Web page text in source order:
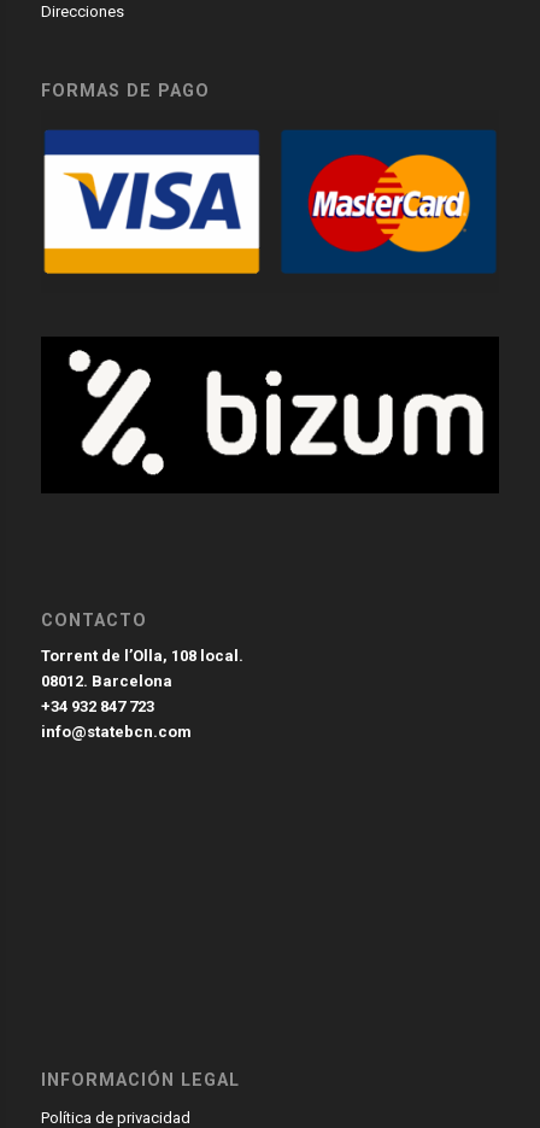
Direcciones
FORMAS DE PAGO
CONTACTO
Torrent de l’Olla, 108 local.
08012. Barcelona
+34 932 847 723
info@statebcn.com
INFORMACIÓN LEGAL
Política de privacidad